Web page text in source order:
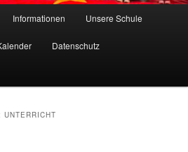
Informationen Unsere Schule
Datenschutz
UNTERRICHT